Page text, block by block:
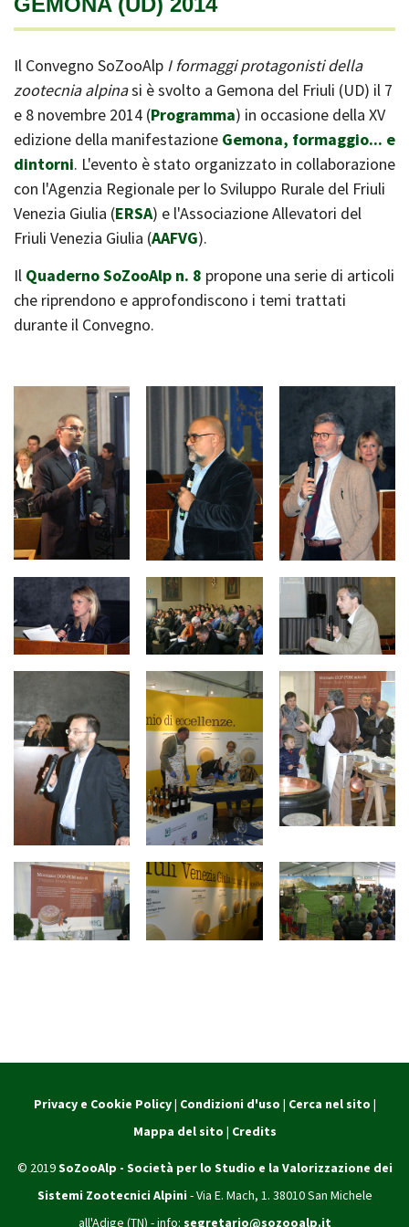
Il Convegno SoZooAlp I formaggi protagonisti della
zootecnia alpinasi è svolto a Gemona del Friuli (UD) il 7
e 8 novembre 2014 (Programma) in occasione della XV
edizione della manifestazione Gemona, formaggio... e
dintorni. L'evento è stato organizzato in collaborazione
con l'Agenzia Regionale per lo Sviluppo Rurale del Friuli
Venezia Giulia (ERSA) e l'Associazione Allevatori del
Friuli Venezia Giulia (AAFVG).
Il Quaderno SoZooAlp n. 8 propone una serie di articoli
che riprendono e approfondiscono i temi trattati
durante il Convegno.
Privacy e Cookie Policy| Condizioni d'uso | Cerca nel sito |
Mappa del sito | Credits
© 2019SoZooAlp - Società per lo Studio e la Valorizzazione dei
Sistemi Zootecnici Alpini - Via E. Mach, 1. 38010 San Michele
all'Adige (TN) - info: segretario@sozooalp.it